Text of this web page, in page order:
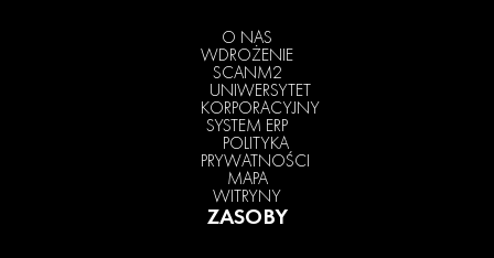
O NAS
WDROŻENIE
SCANM2
UNIWERSYTET
KORPORACYJNY
SYSTEM ERP
POLITYKA
PRYWATNOŚCI
MAPA
WITRYNY
ZASOBY